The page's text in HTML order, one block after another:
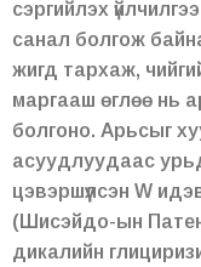
сэргийлэх
санал болгож
жигд тархаж,
маргааш өглөө нь
болгоно. Арьсыг
асуудлуудаас
цэвэршүүлсэн W
(Шисэйдо-ын
дикалийн